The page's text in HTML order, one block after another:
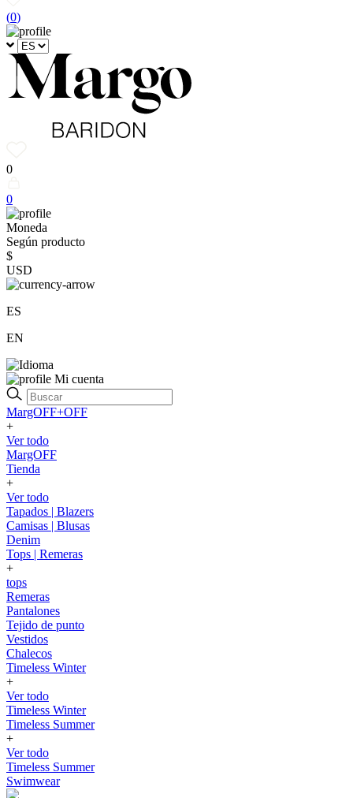
(0)
0
0
Moneda
Según producto
$
USD
ES
EN
Mi cuenta
MargOFF+OFF
+
Ver todo
MargOFF
Tienda
+
Ver todo
Tapados | Blazers
Camisas | Blusas
Denim
Tops | Remeras
+
tops
Remeras
Pantalones
Tejido de punto
Vestidos
Chalecos
Timeless Winter
+
Ver todo
Timeless Winter
Timeless Summer
+
Ver todo
Timeless Summer
Swimwear